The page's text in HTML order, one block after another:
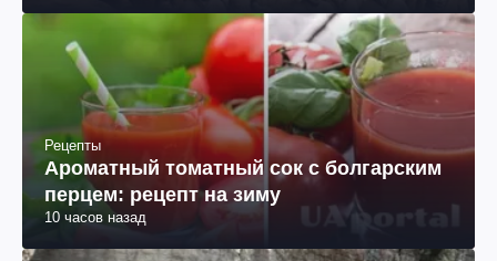
Рецепты
Ароматный томатный сок с болгарским
перцем: рецепт на зиму
10 часов назад